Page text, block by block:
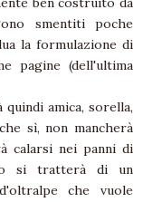
smentiti poche
la formulazione di
pagine (dell'ultima
amica, sorella,
sì, non mancherà
calarsi nei panni di
si tratterà di un
che vuole